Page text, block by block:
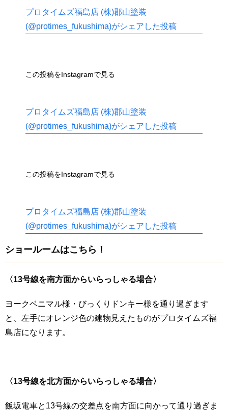
プロタイムズ福島店 (株)郡山塗装
(@protimes_fukushima)がシェアした投稿
この投稿をInstagramで見る
プロタイムズ福島店 (株)郡山塗装
(@protimes_fukushima)がシェアした投稿
この投稿をInstagramで見る
プロタイムズ福島店 (株)郡山塗装
(@protimes_fukushima)がシェアした投稿
ショールームはこちら！
〈13号線を南方面からいらっしゃる場合〉
ヨークベニマル様・びっくりドンキー様を通り過ぎます
と、左手にオレンジ色の建物見えたものがプロタイムズ福
島店になります。
〈13号線を北方面からいらっしゃる場合〉
飯坂電車と13号線の交差点を南方面に向かって通り過ぎま